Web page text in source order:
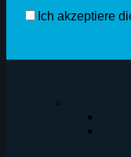
Ich akzeptiere